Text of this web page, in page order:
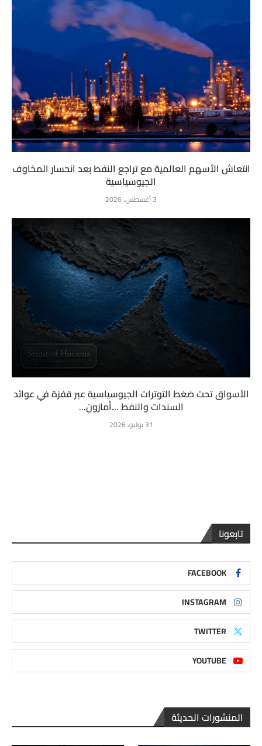
انتعاش الأسهم العالمية مع تراجع النفط بعد انحسار المخاوف
الجيوسياسية
3 أغسطس، 2026
الأسواق تحت ضغط التوترات الجيوسياسية عبر قفزة في عوائد
السندات والنفط …أمازون...
31 يوليو، 2026
تابعونا
FACEBOOK
INSTAGRAM
TWITTER
YOUTUBE
المنشورات الحديثة